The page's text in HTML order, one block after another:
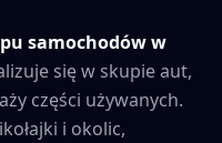
samochodów w
się w skupie aut,
części używanych.
i okolic,